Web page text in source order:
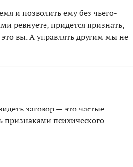
и позволить ему без чьего-
ревнуете, придется признать,
вы. А управлять другим мы не
заговор — это частые
признаками психического